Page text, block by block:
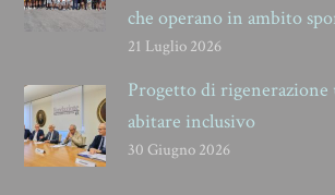
che operano in ambito
21 Luglio 2026
Progetto di rigenerazione
abitare inclusivo
30 Giugno 2026